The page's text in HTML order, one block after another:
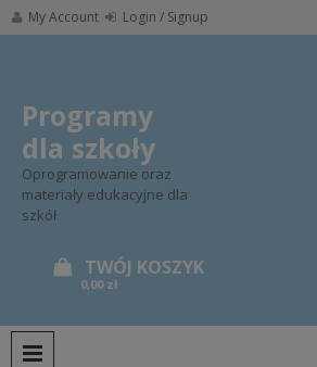
Skip
to
My Account Login / Signup
Programy
dla szkoły
Oprogramowanie oraz
materiały edukacyjne dla
szkół
0,00 zł